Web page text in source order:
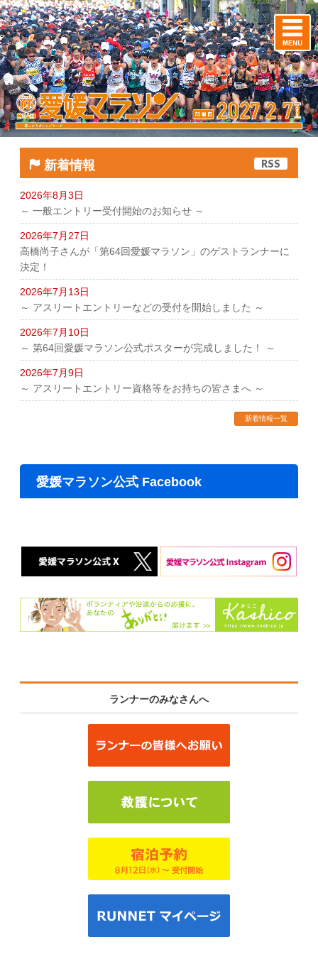
新着情報 RSS
2026年8月3日
～ 一般エントリー受付開始のお知らせ ～
2026年7月27日
高橋尚子さんが「第64回愛媛マラソン」のゲストランナーに
決定！
2026年7月13日
～ アスリートエントリーなどの受付を開始しました ～
2026年7月10日
～ 第64回愛媛マラソン公式ポスターが完成しました！ ～
2026年7月9日
～ アスリートエントリー資格等をお持ちの皆さまへ ～
新着情報一覧
愛媛マラソン公式 Facebook
ランナーのみなさんへ